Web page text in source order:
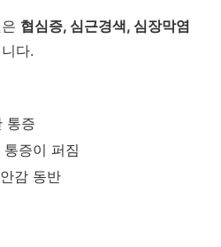
협심증, 심근경색, 심장막염
다.
통증
증이 퍼짐
감 동반